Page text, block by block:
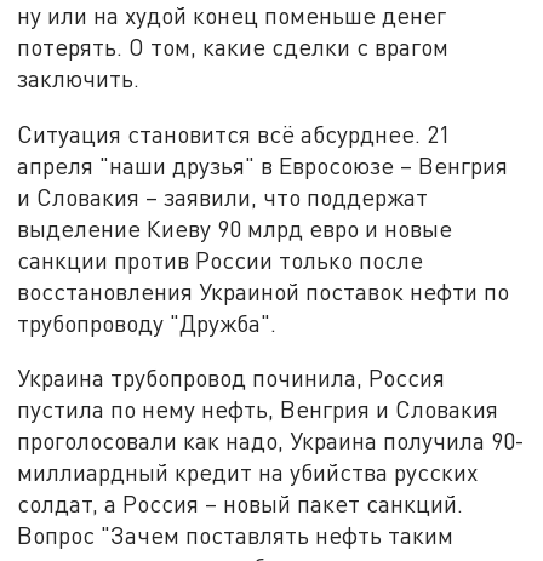
ну или на худой конец поменьше денег
потерять. О том, какие сделки с врагом
заключить.
Ситуация становится всё абсурднее. 21
апреля "наши друзья" в Евросоюзе – Венгрия
и Словакия – заявили, что поддержат
выделение Киеву 90 млрд евро и новые
санкции против России только после
восстановления Украиной поставок нефти по
трубопроводу "Дружба".
Украина трубопровод починила, Россия
пустила по нему нефть, Венгрия и Словакия
проголосовали как надо, Украина получила 90-
миллиардный кредит на убийства русских
солдат, а Россия – новый пакет санкций.
Вопрос "Зачем поставлять нефть таким